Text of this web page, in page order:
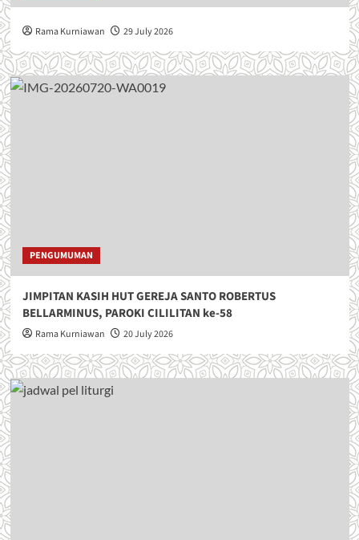
Rama Kurniawan 29 July 2026
PENGUMUMAN
JIMPITAN KASIH HUT GEREJA SANTO ROBERTUS
BELLARMINUS, PAROKI CILILITAN ke-58
Rama Kurniawan 20 July 2026